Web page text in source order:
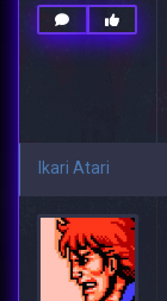
Ikari Atari